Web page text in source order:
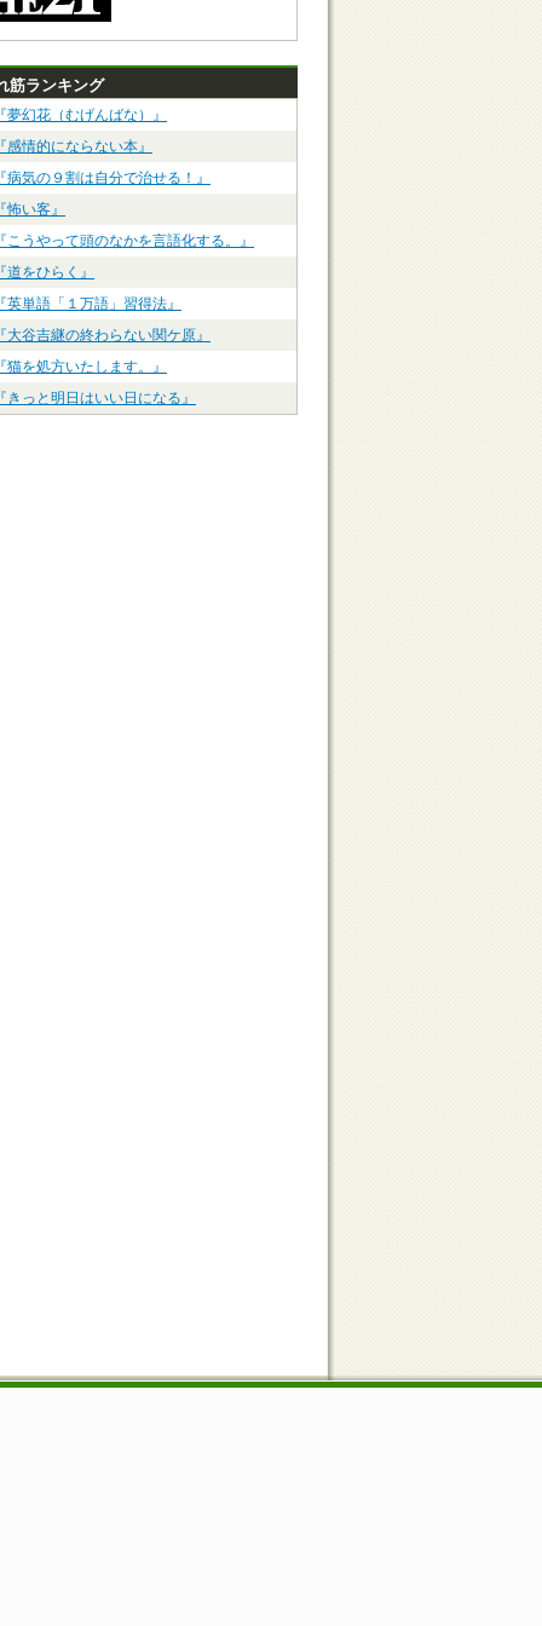
筋ランキング
夢幻花（むげんばな）』
感情的にならない本』
病気の９割は自分で治せる！』
怖い客』
こうやって頭のなかを言語化する。』
道をひらく』
英単語「１万語」習得法』
大谷吉継の終わらない関ケ原』
猫を処方いたします。』
きっと明日はいい日になる』